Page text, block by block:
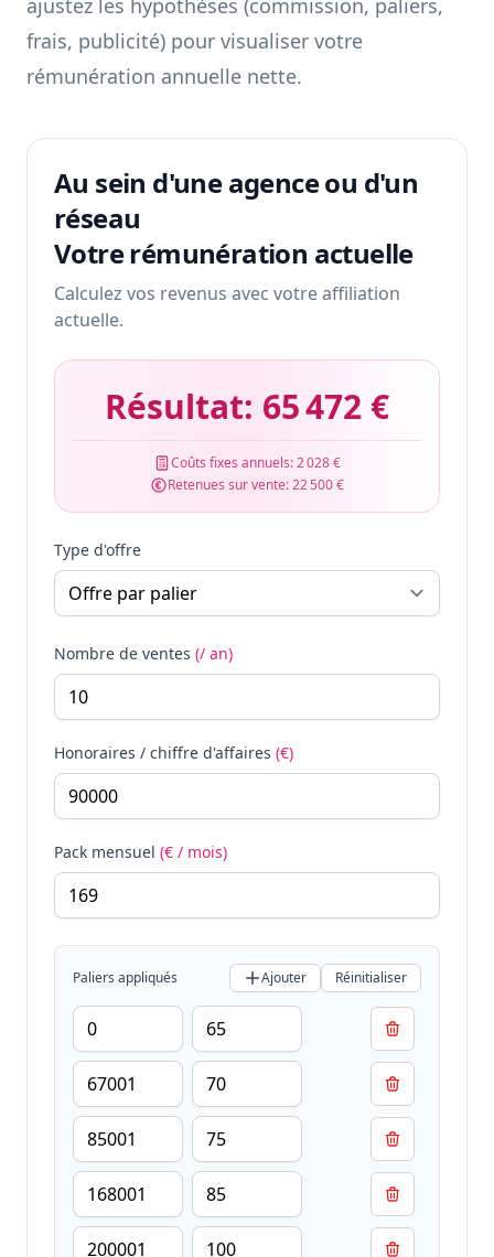
ajustez les hypothèses (commission, paliers,
frais, publicité) pour visualiser votre
rémunération annuelle nette.
Au sein d'une agence ou d'un
réseau
Votre rémunération actuelle
Calculez vos revenus avec votre affiliation
actuelle.
Résultat: 65 472 €
Coûts fixes annuels:2 028 €
Retenues sur vente:22 500 €
Type d'offre
Nombre de ventes (/ an)
Honoraires / chiffre d'affaires (€)
Pack mensuel (€ / mois)
Paliers appliqués Ajouter Réinitialiser